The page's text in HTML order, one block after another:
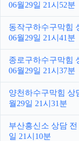
06월29일 21시52분
동작구하수구막힘
06월29일 21시41분
종로구하수구막힘
06월29일 21시37분
양천하수구막힘 상
월29일 21시31분
부산흥신소 상담
일 21시10분